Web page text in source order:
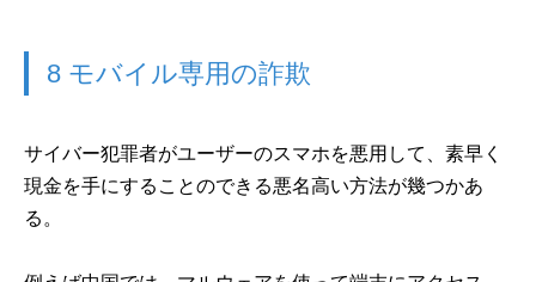
8 モバイル専用の詐欺
サイバー犯罪者がユーザーのスマホを悪用して、素早く
現金を手にすることのできる悪名高い方法が幾つかあ
る。